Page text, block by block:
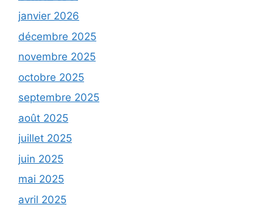
janvier 2026
décembre 2025
novembre 2025
octobre 2025
septembre 2025
août 2025
juillet 2025
juin 2025
mai 2025
avril 2025